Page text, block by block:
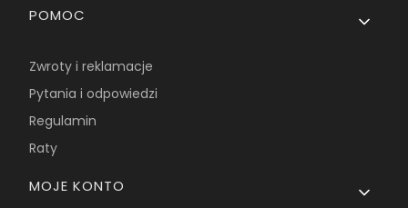
Linki w stopce
POMOC
Zwroty i reklamacje
Pytania i odpowiedzi
Regulamin
Raty
MOJE KONTO